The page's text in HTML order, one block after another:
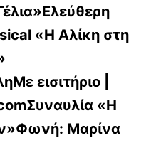
«Η Αλίκη στη
εισιτήριο |
«Η
Μαρίνα